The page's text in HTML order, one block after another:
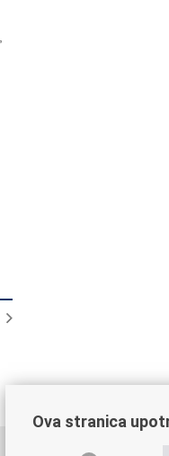
Ova stranica